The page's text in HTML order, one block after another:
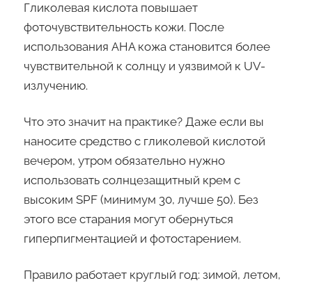
Гликолевая кислота повышает
фоточувствительность кожи. После
использования AHA кожа становится более
чувствительной к солнцу и уязвимой к UV-
излучению.
Что это значит на практике? Даже если вы
наносите средство с гликолевой кислотой
вечером, утром обязательно нужно
использовать солнцезащитный крем с
высоким SPF (минимум 30, лучше 50). Без
этого все старания могут обернуться
гиперпигментацией и фотостарением.
Правило работает круглый год: зимой, летом,